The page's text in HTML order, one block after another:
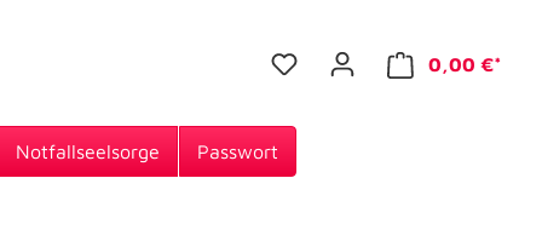
0,00 €*
Notfallseelsorge Passwort